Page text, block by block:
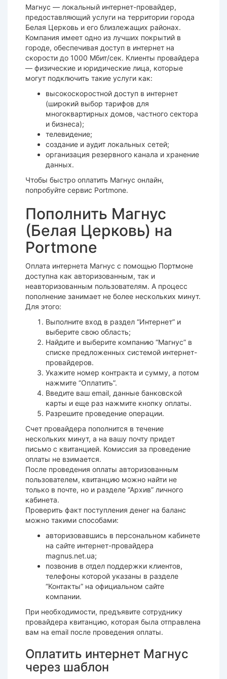
Магнус — локальный интернет-провайдер,
предоставляющий услуги на территории города
Белая Церковь и его близлежащих районах.
Компания имеет одно из лучших покрытий в
городе, обеспечивая доступ в интернет на
скорости до 1000 Мбит/сек. Клиенты провайдера
— физические и юридические лица, которые
могут подключить такие услуги как:
высокоскоростной доступ в интернет
(широкий выбор тарифов для
многоквартирных домов, частного сектора
и бизнеса);
телевидение;
создание и аудит локальных сетей;
организация резервного канала и хранение
данных.
Чтобы быстро оплатить Магнус онлайн,
попробуйте сервис Portmone.
Пополнить Магнус
(Белая Церковь) на
Portmone
Оплата интернета Магнус с помощью Портмоне
доступна как авторизованным, так и
неавторизованным пользователям. А процесс
пополнение занимает не более нескольких минут.
Для этого:
Выполните вход в раздел “Интернет” и
выберите свою область;
Найдите и выберите компанию “Магнус” в
списке предложенных системой интернет-
провайдеров.
Укажите номер контракта и сумму, а потом
нажмите “Оплатить”.
Введите ваш email, данные банковской
карты и еще раз нажмите кнопку оплаты.
Разрешите проведение операции.
Счет провайдера пополнится в течение
нескольких минут, а на вашу почту придет
письмо с квитанцией. Комиссия за проведение
оплаты не взимается.
После проведения оплаты авторизованным
пользователем, квитанцию можно найти не
только в почте, но и разделе “Архив” личного
кабинета.
Проверить факт поступления денег на баланс
можно такими способами:
авторизовавшись в персональном кабинете
на сайте интернет-провайдера
magnus.net.ua;
позвонив в отдел поддержки клиентов,
телефоны которой указаны в разделе
“Контакты” на официальном сайте
компании.
При необходимости, предъявите сотруднику
провайдера квитанцию, которая была отправлена
вам на email после проведения оплаты.
Оплатить интернет Магнус
через шаблон